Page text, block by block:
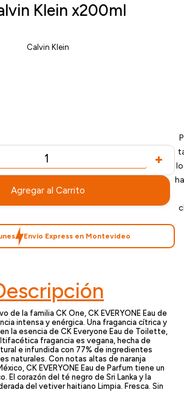
Klein x200ml
Calvin Klein
Agregar al Carrito
Envío Express en Montevideo
de la familia CK One, CK EVERYONE Eau de
intensa y enérgica. Una fragancia cítrica y
la esencia de CK Everyone Eau de Toilette,
fragancia es vegana, hecha de
e infundida con 77% de ingredientes
naturales. Con notas altas de naranja
CK EVERYONE Eau de Parfum tiene un
El corazón del té negro de Sri Lanka y la
del vetiver haitiano Limpia. Fresca. Sin